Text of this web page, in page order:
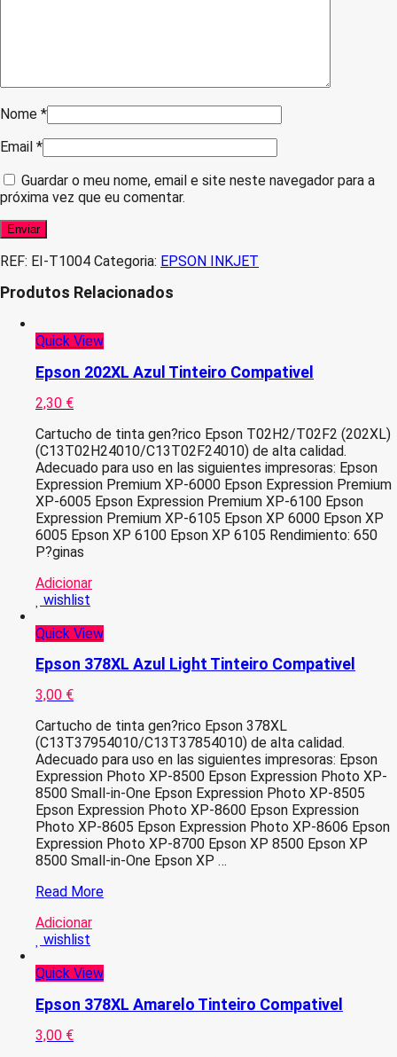
Nome *
Email *
Guardar o meu nome, email e site neste navegador para a
próxima vez que eu comentar.
REF: EI-T1004 Categoria: EPSON INKJET
Produtos Relacionados
Quick View
Epson 202XL Azul Tinteiro Compativel
2,30 €
Cartucho de tinta gen?rico Epson T02H2/T02F2 (202XL)
(C13T02H24010/C13T02F24010) de alta calidad.
Adecuado para uso en las siguientes impresoras: Epson
Expression Premium XP-6000 Epson Expression Premium
XP-6005 Epson Expression Premium XP-6100 Epson
Expression Premium XP-6105 Epson XP 6000 Epson XP
6005 Epson XP 6100 Epson XP 6105 Rendimiento: 650
P?ginas
Adicionar
wishlist
Quick View
Epson 378XL Azul Light Tinteiro Compativel
3,00 €
Cartucho de tinta gen?rico Epson 378XL
(C13T37954010/C13T37854010) de alta calidad.
Adecuado para uso en las siguientes impresoras: Epson
Expression Photo XP-8500 Epson Expression Photo XP-
8500 Small-in-One Epson Expression Photo XP-8505
Epson Expression Photo XP-8600 Epson Expression
Photo XP-8605 Epson Expression Photo XP-8606 Epson
Expression Photo XP-8700 Epson XP 8500 Epson XP
8500 Small-in-One Epson XP …
Epson
Azul
Light
Compativel
Read More
Adicionar
wishlist
Quick View
Epson 378XL Amarelo Tinteiro Compativel
3,00 €